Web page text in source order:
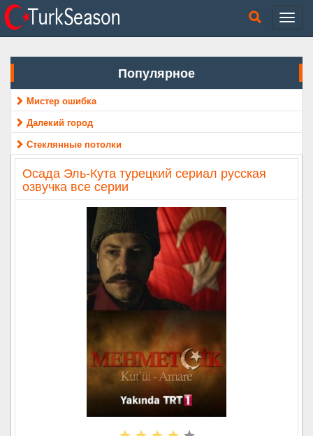
Популярное
Мистер ошибка
Далекий город
Стеклянные потолки
Осада Эль-Кута турецкий сериал русская
озвучка все серии